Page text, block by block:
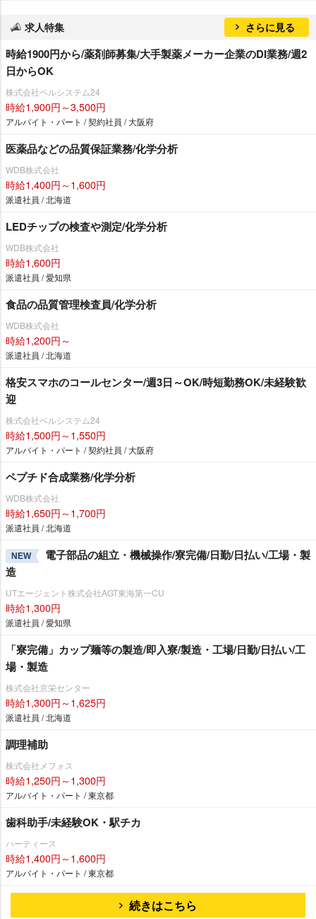
求人特集 さらに見る
時給1900円から/薬剤師募集/大手製薬メーカー企業のDI業務/週2
日からOK
株式会社ベルシステム24
時給1,900円～3,500円
アルバイト・パート / 契約社員 / 大阪府
医薬品などの品質保証業務/化学分析
WDB株式会社
時給1,400円～1,600円
派遣社員 / 北海道
LEDチップの検査や測定/化学分析
WDB株式会社
時給1,600円
派遣社員 / 愛知県
食品の品質管理検査員/化学分析
WDB株式会社
時給1,200円～
派遣社員 / 北海道
格安スマホのコールセンター/週3日～OK/時短勤務OK/未経験歓
迎
株式会社ベルシステム24
時給1,500円～1,550円
アルバイト・パート / 契約社員 / 大阪府
ペプチド合成業務/化学分析
WDB株式会社
時給1,650円～1,700円
派遣社員 / 北海道
NEW
電子部品の組立・機械操作/寮完備/日勤/日払い/工場・製
造
UTエージェント株式会社AGT東海第一CU
時給1,300円
派遣社員 / 愛知県
「寮完備」カップ麺等の製造/即入寮/製造・工場/日勤/日払い/工
場・製造
株式会社京栄センター
時給1,300円～1,625円
派遣社員 / 北海道
調理補助
株式会社メフォス
時給1,250円～1,300円
アルバイト・パート / 東京都
歯科助手/未経験OK・駅チカ
ハーティース
時給1,400円～1,600円
アルバイト・パート / 東京都
続きはこちら